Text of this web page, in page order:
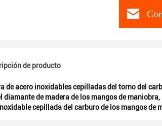
de producto
de acero inoxidables cepilladas del torno del
diamante de madera de los mangos de maniobra,
cepillada del carburo de los mangos de